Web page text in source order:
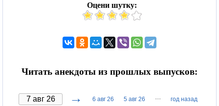
Оцени шутку:
Читать анекдоты из прошлых выпусков:
→ 6 авг 26 5 авг 26 ··· год назад